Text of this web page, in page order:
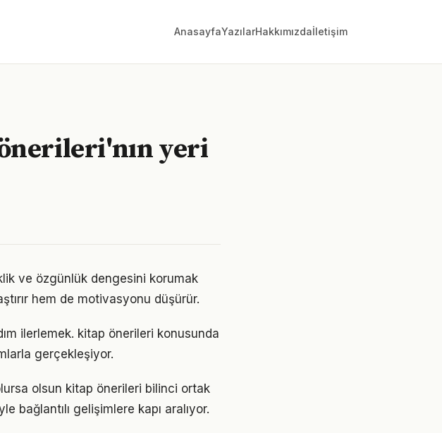
AnasayfaYazılarHakkımızdaİletişim
yeri
ve özgünlük dengesini korumak
hem de motivasyonu düşürür.
ilerlemek. kitap önerileri konusunda
gerçekleşiyor.
olsun kitap önerileri bilinci ortak
bağlantılı gelişimlere kapı aralıyor.